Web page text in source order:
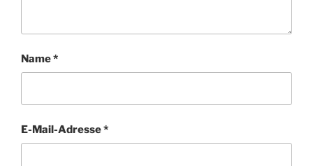
Name*
E-Mail-Adresse*